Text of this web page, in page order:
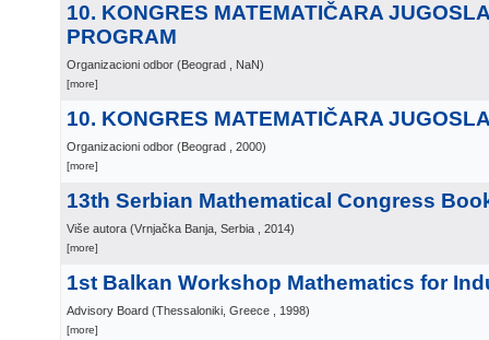
10. KONGRES MATEMATIČARA
PROGRAM
Organizacioni odbor (Beograd , NaN)
[more]
10. KONGRES MATEMATIČARA
Organizacioni odbor (Beograd , 2000)
[more]
13th Serbian Mathematical Congress
Više autora (Vrnjačka Banja, Serbia , 2014)
[more]
1st Balkan Workshop Mathematics for
Advisory Board (Thessaloniki, Greece , 1998)
[more]